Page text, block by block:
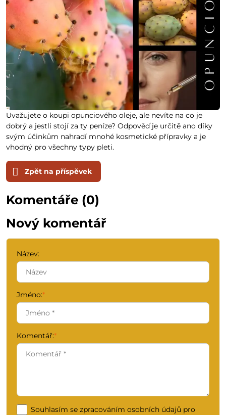
Uvažujete o koupi opunciového oleje, ale nevíte na co je
dobrý a jestli stojí za ty peníze? Odpověď je určitě ano díky
svým účinkům nahradí mnohé kosmetické přípravky a je
vhodný pro všechny typy pleti.
Zpět na příspěvek
Komentáře (0)
Nový komentář
Název:
Jméno:*
Komentář:*
Souhlasím se zpracováním osobních údajů pro